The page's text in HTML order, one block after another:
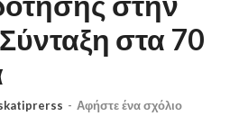
στα 70
- Αφήστε ένα σχόλιο